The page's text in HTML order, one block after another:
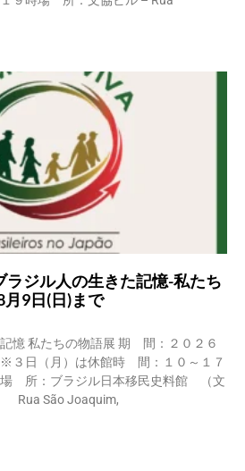
ラジル人の生きた記憶-私たち
9日(日)まで
憶 私たちの物語展 期 間：２０２６
３日（月）は休館時 間：１０～１７
所：ブラジル日本移民史料館 （文
São Joaquim,